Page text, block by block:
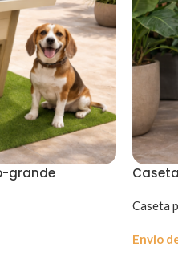
grande
Caseta
Envio